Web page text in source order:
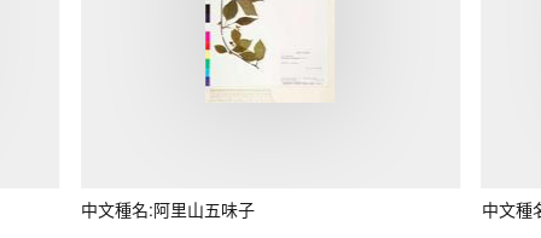
中文種名:阿里山五味子 中文種